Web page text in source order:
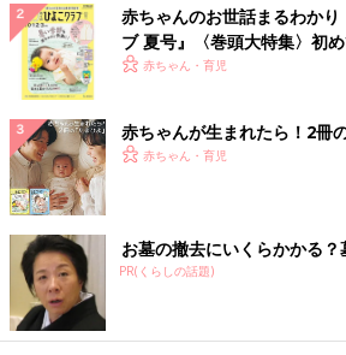
出産時の痛みも２ヶ月経てば…
「出産のお股の傷の痛み…想像以上に痛か
きます。
私自身も、『お股とお尻が爆発、破壊さ
トイレは恐怖で行きたくないし、円座クッ
きず、今後、ちゃんと椅子に座れる日はく
抱えながら入院中を過ごしていたことを覚
それもそのはず。妊娠出産によって、膣、
筋、ホルモンバランス等、すべてが大ダメ
す。
体質が変わるのも納得です（出産は全治2
赤ちゃんのお世話まるわか
ブ 夏号』〈巻頭大特集〉初
く！ おっぱい・ミルクの基
赤ちゃん・育児
赤ちゃんが生まれたら！2冊
赤ちゃん・育児
お墓の撤去にいくらかかる？
PR(くらしの話題)